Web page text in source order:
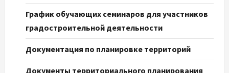
График обучающих семинаров для участников
градостроительной деятельности
Документация по планировке территорий
Документы территориального планирования